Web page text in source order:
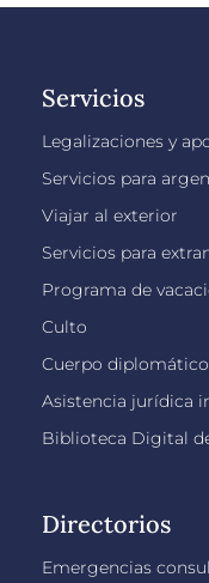
Servicios
Legalizaciones y
Servicios para
Viajar al exterior
Servicios para
Programa de
Culto
Cuerpo diplomático
Asistencia jurídica
Biblioteca Digital
Directorios
Emergencias